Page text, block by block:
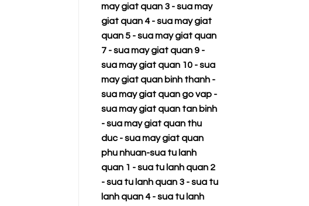
may giat quan 3-sua may
giat quan 4-sua may giat
quan 5-sua may giat quan
7-sua may giat quan 9-
sua may giat quan 10-sua
may giat quan binh thanh-
sua may giat quan go vap-
sua may giat quan tan binh
-sua may giat quan thu
duc-sua may giat quan
phu nhuan-sua tu lanh
quan 1 -sua tu lanh quan 2
-sua tu lanh quan 3-sua tu
lanh quan 4-sua tu lanh